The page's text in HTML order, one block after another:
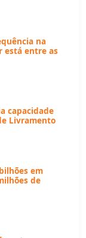
na
está entre as
capacidade
Livramento
em
de